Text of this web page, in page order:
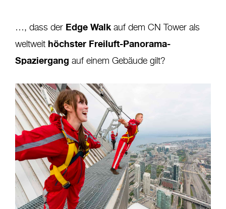
…, dass der Edge Walkauf dem CN Tower als
weltweit höchster Freiluft-Panorama-
Spaziergang auf einem Gebäude gilt?